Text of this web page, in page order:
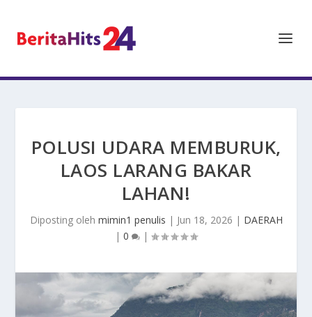
POLUSI UDARA MEMBURUK,
LAOS LARANG BAKAR
LAHAN!
Diposting oleh mimin1 penulis | Jun 18, 2026 | DAERAH
| 0 |